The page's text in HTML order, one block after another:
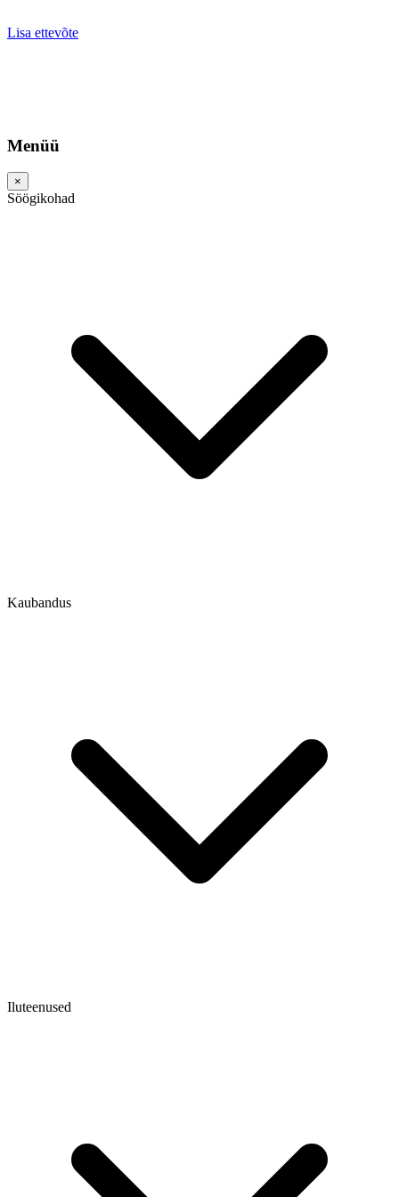
Lisa ettevõte
Menüü
×
Söögikohad
Kaubandus
Iluteenused